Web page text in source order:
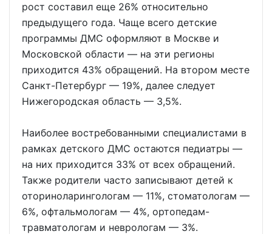
рост составил еще 26% относительно
предыдущего года. Чаще всего детские
программы ДМС оформляют в Москве и
Московской области — на эти регионы
приходится 43% обращений. На втором месте
Санкт-Петербург — 19%, далее следует
Нижегородская область — 3,5%.
Наиболее востребованными специалистами в
рамках детского ДМС остаются педиатры —
на них приходится 33% от всех обращений.
Также родители часто записывают детей к
оториноларингологам — 11%, стоматологам —
6%, офтальмологам — 4%, ортопедам-
травматологам и неврологам — 3%.